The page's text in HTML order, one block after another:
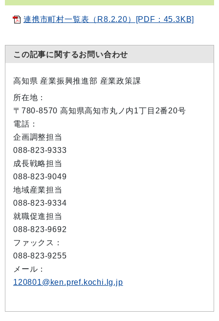
連携市町村一覧表（R8.2.20）[PDF：45.3KB]
この記事に関するお問い合わせ
高知県 産業振興推進部 産業政策課
所在地：
〒780-8570 高知県高知市丸ノ内1丁目2番20号
電話：
企画調整担当
088-823-9333
成長戦略担当
088-823-9049
地域産業担当
088-823-9334
就職促進担当
088-823-9692
ファックス：
088-823-9255
メール：
120801@ken.pref.kochi.lg.jp